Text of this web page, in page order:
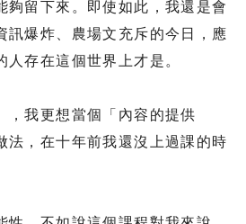
夠留下來。即使如此，我還是會
訊爆炸、農場文充斥的今日，應
存在這個世界上才是。
，我更想當個「內容的提供
法，在十年前我還沒上過課的時